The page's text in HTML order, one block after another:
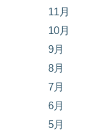
11月
10月
9月
8月
7月
6月
5月